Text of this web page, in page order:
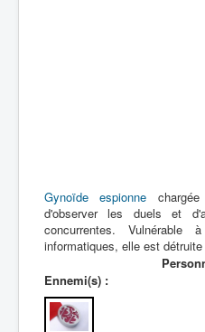
Gynoïde
espionne
d'observer les duels et
concurrentes.
informatiques, elle est
Ennemi(s) :